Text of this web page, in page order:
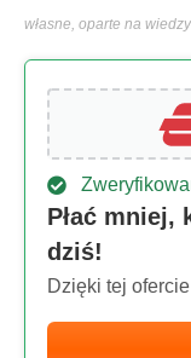
własne, oparte na
Płać mniej,
dziś!
Dzięki tej